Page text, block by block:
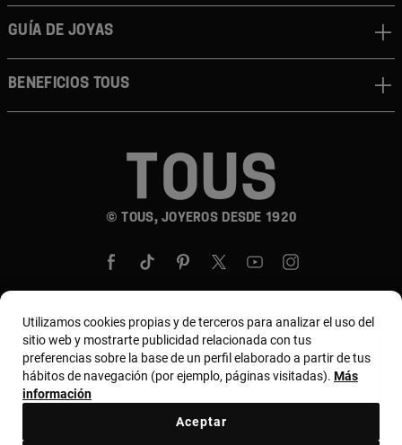
© TOUS, JOYEROS DESDE 1920
GUÍA DE JOYAS
BENEFICIOS TOUS
País y moneda:United States Of America / US
Dollar
Términos y condiciones Política de uso y privacidad
Utilizamos cookies propias y de terceros para analizar el uso del
sitio web y mostrarte publicidad relacionada con tus
preferencias sobre la base de un perfil elaborado a partir de tus
hábitos de navegación (por ejemplo, páginas visitadas). Más
información
Aceptar